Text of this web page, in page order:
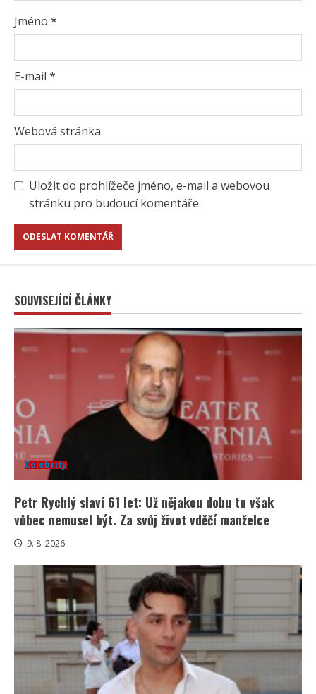
Jméno *
E-mail *
Webová stránka
Uložit do prohlížeče jméno, e-mail a webovou
stránku pro budoucí komentáře.
SOUVISEJÍCÍ ČLÁNKY
Celebrity
Petr Rychlý slaví 61 let: Už nějakou dobu tu však
vůbec nemusel být. Za svůj život vděčí manželce
9. 8. 2026